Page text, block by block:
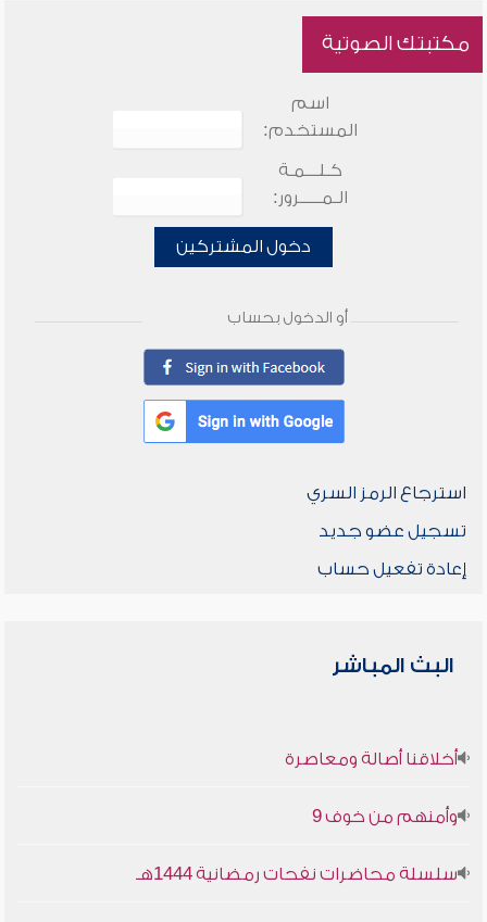
مكتبتك الصوتية
اسم
المستخدم:
كـلـــمـة
الـمـــــرور:
دخول المشتركين
أو الدخول بحساب
استرجاع الرمز السري
تسجيل عضو جديد
إعادة تفعيل حساب
البث المباشر
أخلاقنا أصالة ومعاصرة
وأمنهم من خوف 9
سلسلة محاضرات نفحات رمضانية 1444هـ